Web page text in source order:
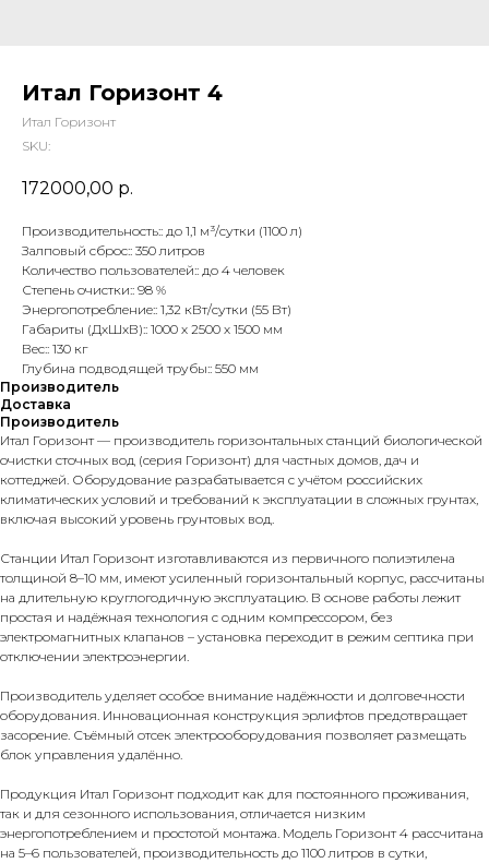
Итал Горизонт 4
Итал Горизонт
SKU:
172000,00 р.
Производительность:: до 1,1 м³/сутки (1100 л)
Залповый сброс:: 350 литров
Количество пользователей:: до 4 человек
Степень очистки:: 98 %
Энергопотребление:: 1,32 кВт/сутки (55 Вт)
Габариты (ДхШхВ):: 1000 х 2500 х 1500 мм
Вес:: 130 кг
Глубина подводящей трубы:: 550 мм
Производитель
Доставка
Производитель
Итал Горизонт — производитель горизонтальных станций биологической
очистки сточных вод (серия Горизонт) для частных домов, дач и
коттеджей. Оборудование разрабатывается с учётом российских
климатических условий и требований к эксплуатации в сложных грунтах,
включая высокий уровень грунтовых вод.
Станции Итал Горизонт изготавливаются из первичного полиэтилена
толщиной 8–10 мм, имеют усиленный горизонтальный корпус, рассчитаны
на длительную круглогодичную эксплуатацию. В основе работы лежит
простая и надёжная технология с одним компрессором, без
электромагнитных клапанов – установка переходит в режим септика при
отключении электроэнергии.
Производитель уделяет особое внимание надёжности и долговечности
оборудования. Инновационная конструкция эрлифтов предотвращает
засорение. Съёмный отсек электрооборудования позволяет размещать
блок управления удалённо.
Продукция Итал Горизонт подходит как для постоянного проживания,
так и для сезонного использования, отличается низким
энергопотреблением и простотой монтажа. Модель Горизонт 4 рассчитана
на 5–6 пользователей, производительность до 1100 литров в сутки,